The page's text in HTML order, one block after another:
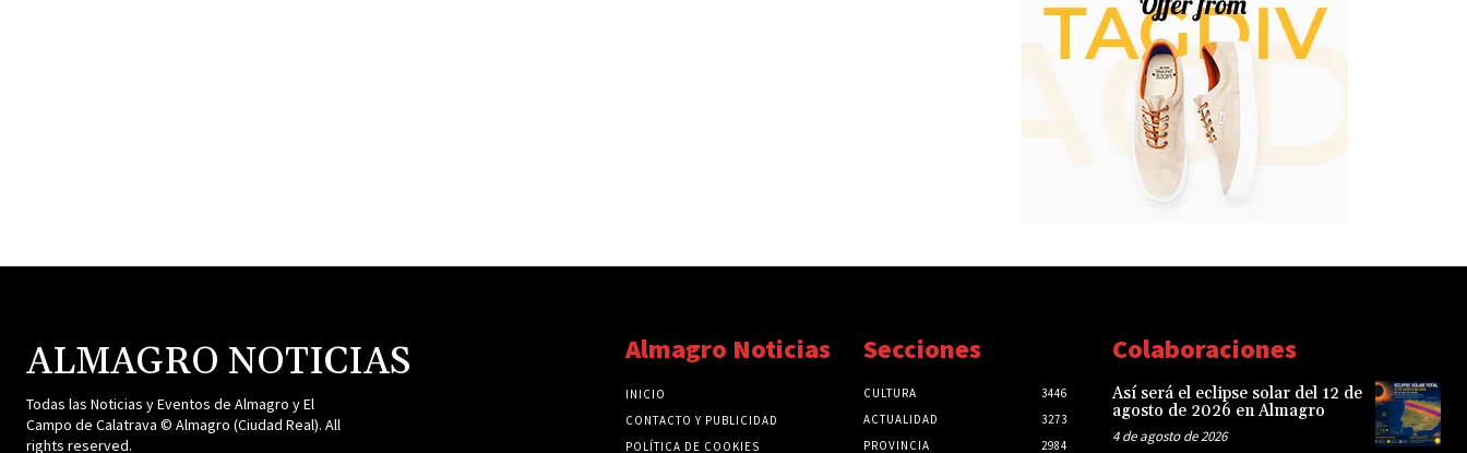
ALMAGRO NOTICIAS
Todas las Noticias y Eventos de Almagro y El
Campo de Calatrava © Almagro (Ciudad Real). All
rights reserved.
Almagro Noticias
INICIO
CONTACTO Y PUBLICIDAD
POLÍTICA DE COOKIES
Secciones
CULTURA
3446
ACTUALIDAD
3273
PROVINCIA
2984
Colaboraciones
Así será el eclipse solar del 12 de
agosto de 2026 en Almagro
4 de agosto de 2026